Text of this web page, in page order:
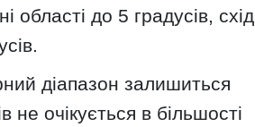
області до 5 градусів, схід
діапазон залишиться
не очікується в більшості